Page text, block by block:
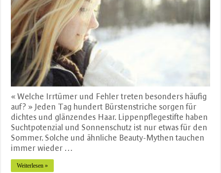
« Welche Irrtümer und Fehler treten besonders häufig
auf? » Jeden Tag hundert Bürstenstriche sorgen für
dichtes und glänzendes Haar. Lippenpflegestifte haben
Suchtpotenzial und Sonnenschutz ist nur etwas für den
Sommer. Solche und ähnliche Beauty-Mythen tauchen
immer wieder …
Weiterlesen »